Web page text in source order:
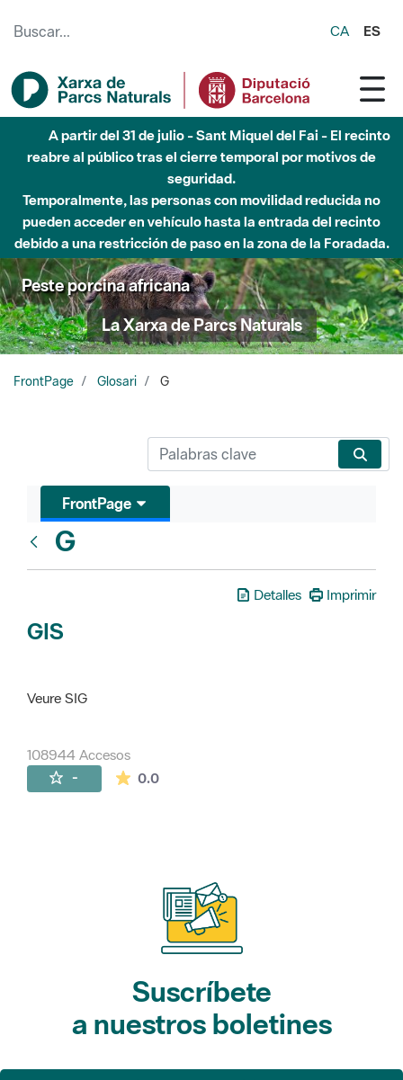
CA ES
A partir del 31 de julio - Sant Miquel del Fai - El recinto
reabre al público tras el cierre temporal por motivos de
seguridad.
Temporalmente, las personas con movilidad reducida no
pueden acceder en vehículo hasta la entrada del recinto
debido a una restricción de paso en la zona de la Foradada.
Peste porcina africana
La Xarxa de Parcs Naturals
FrontPage Glosari G
FrontPage
G
Detalles Imprimir
GIS
Veure SIG
108944 Accesos
- 0.0La valoración media es de 0 estrellas de
Suscríbete
a nuestros boletines